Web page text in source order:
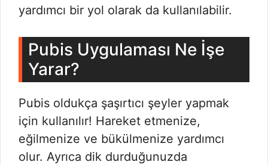
yardımcı bir yol olarak da kullanılabilir.
Pubis Uygulaması Ne İşe
Yarar?
Pubis oldukça şaşırtıcı şeyler yapmak
için kullanılır! Hareket etmenize,
eğilmenize ve bükülmenize yardımcı
olur. Ayrıca dik durduğunuzda